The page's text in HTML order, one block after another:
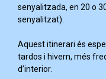
senyalitzada, en 20 o
senyalitzat).
Aquest itinerari és
tardos i hivern, més
d’interior.